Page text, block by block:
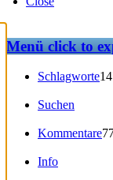
Menüclick to
Schlagworte
Suchen
Kommentare
Info